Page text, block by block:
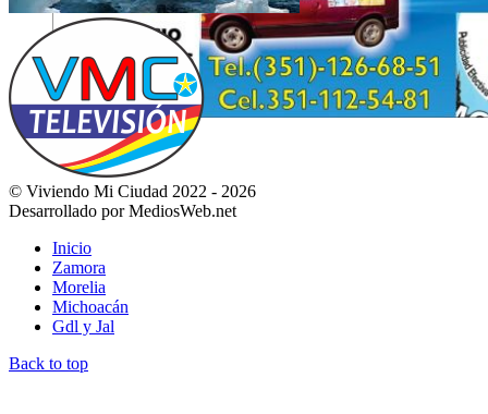
© Viviendo Mi Ciudad 2022 - 2026
Desarrollado por MediosWeb.net
Inicio
Zamora
Morelia
Michoacán
Gdl y Jal
Back to top